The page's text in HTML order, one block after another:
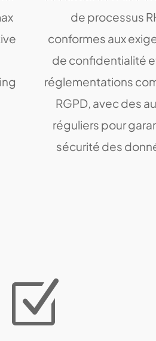
de processus
conformes aux
de confidentialité
réglementations
RGPD, avec des
réguliers pour
sécurité des
Z